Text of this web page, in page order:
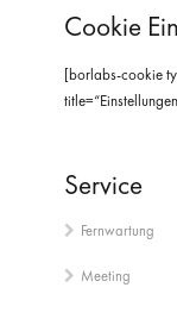
Cookie
[borlabs-cookie
Service
Fernwartung
Meeting